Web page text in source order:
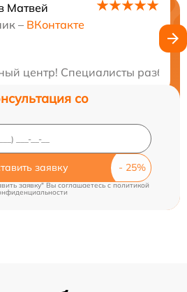
Матвей
– ВКонтакте
центр! Специалисты
со
заявку
заявку" Вы соглашаетесь cполитикой